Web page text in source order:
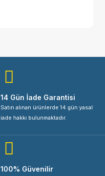
14 Gün İade Garantisi
Satın alınan ürünlerde 14 gün yasal
iade hakkı bulunmaktadır.
100% Güvenilir